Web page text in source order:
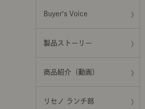
Buyer's Voice
製品ストーリー
商品紹介（動画）
リセノ ランチ部